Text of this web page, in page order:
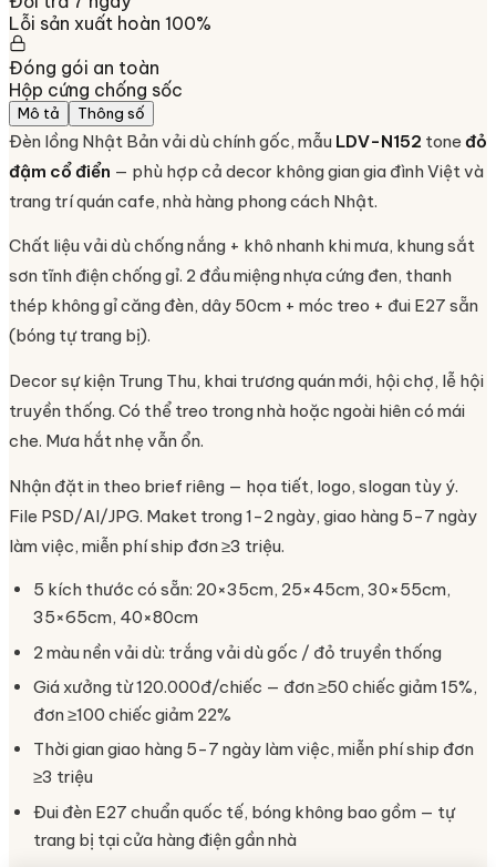
Lỗi sản xuất hoàn 100%
Đóng gói an toàn
Hộp cứng chống sốc
Mô tả Thông số
Đèn lồng Nhật Bản vải dù chính gốc, mẫu LDV-N152 tone đỏ
đậm cổ điển — phù hợp cả decor không gian gia đình Việt và
trang trí quán cafe, nhà hàng phong cách Nhật.
Chất liệu vải dù chống nắng + khô nhanh khi mưa, khung sắt
sơn tĩnh điện chống gỉ. 2 đầu miệng nhựa cứng đen, thanh
thép không gỉ căng đèn, dây 50cm + móc treo + đui E27 sẵn
(bóng tự trang bị).
Decor sự kiện Trung Thu, khai trương quán mới, hội chợ, lễ hội
truyền thống. Có thể treo trong nhà hoặc ngoài hiên có mái
che. Mưa hắt nhẹ vẫn ổn.
Nhận đặt in theo brief riêng — họa tiết, logo, slogan tùy ý.
File PSD/AI/JPG. Maket trong 1-2 ngày, giao hàng 5-7 ngày
làm việc, miễn phí ship đơn ≥3 triệu.
5 kích thước có sẵn: 20×35cm, 25×45cm, 30×55cm,
35×65cm, 40×80cm
2 màu nền vải dù: trắng vải dù gốc / đỏ truyền thống
Giá xưởng từ 120.000đ/chiếc — đơn ≥50 chiếc giảm 15%,
đơn ≥100 chiếc giảm 22%
Thời gian giao hàng 5-7 ngày làm việc, miễn phí ship đơn
≥3 triệu
Đui đèn E27 chuẩn quốc tế, bóng không bao gồm — tự
trang bị tại cửa hàng điện gần nhà